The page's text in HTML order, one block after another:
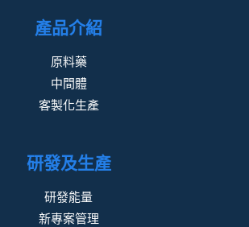
產品介紹
原料藥
中間體
客製化生產
研發及生產
研發能量
新專案管理